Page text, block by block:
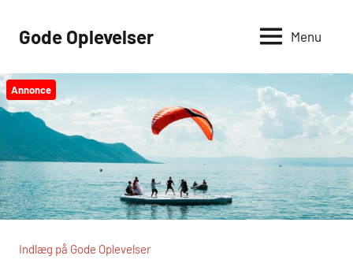
Gode Oplevelser Menu
Annonce
Indlæg på Gode Oplevelser